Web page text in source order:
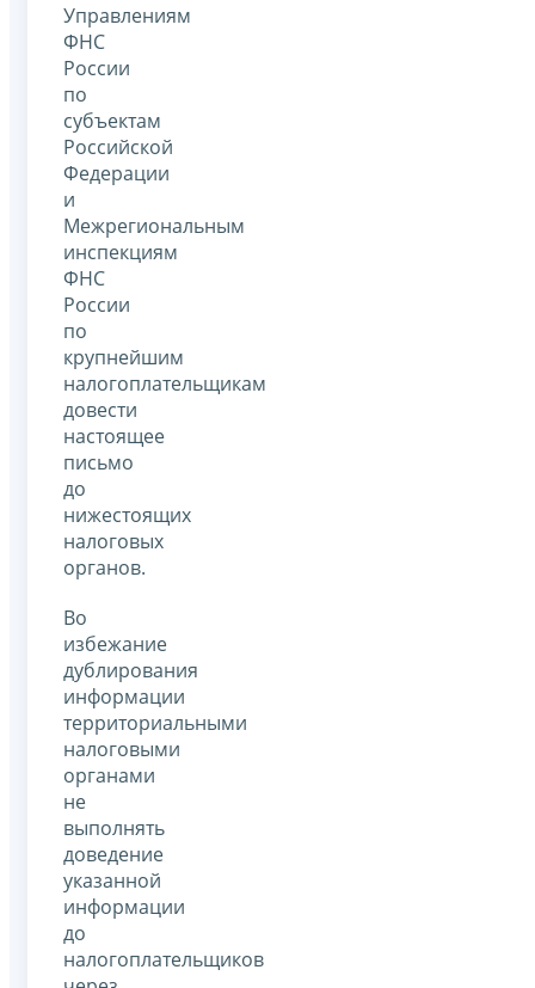
Управлениям
ФНС
России
по
субъектам
Российской
Федерации
и
Межрегиональным
инспекциям
ФНС
России
по
крупнейшим
налогоплательщикам
довести
настоящее
письмо
до
нижестоящих
налоговых
органов.
Во
избежание
дублирования
информации
территориальными
налоговыми
органами
не
выполнять
доведение
указанной
информации
до
налогоплательщиков